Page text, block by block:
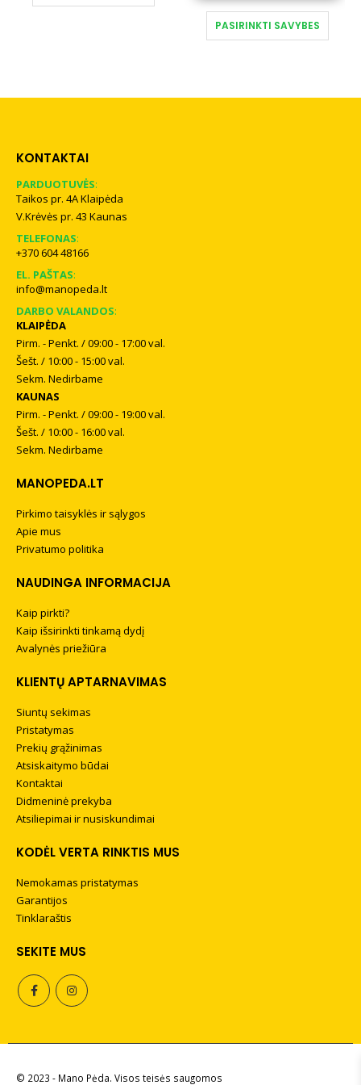
This product has multiple variants. The options may be chosen on the product page
PASIRINKTI SAVYBES
This product has multiple variants. The options may be chosen on the product page
KONTAKTAI
PARDUOTUVĖS:
Taikos pr. 4A Klaipėda
V.Krėvės pr. 43 Kaunas
TELEFONAS:
+370 604 48166
EL. PAŠTAS:
info@manopeda.lt
DARBO VALANDOS:
KLAIPĖDA
Pirm. - Penkt. / 09:00 - 17:00 val.
Šešt. / 10:00 - 15:00 val.
Sekm. Nedirbame
KAUNAS
Pirm. - Penkt. / 09:00 - 19:00 val.
Šešt. / 10:00 - 16:00 val.
Sekm. Nedirbame
MANOPEDA.LT
Pirkimo taisyklės ir sąlygos
Apie mus
Privatumo politika
NAUDINGA INFORMACIJA
Kaip pirkti?
Kaip išsirinkti tinkamą dydį
Avalynės priežiūra
KLIENTŲ APTARNAVIMAS
Siuntų sekimas
Pristatymas
Prekių grąžinimas
Atsiskaitymo būdai
Kontaktai
Didmeninė prekyba
Atsiliepimai ir nusiskundimai
KODĖL VERTA RINKTIS MUS
Nemokamas pristatymas
Garantijos
Tinklaraštis
SEKITE MUS
© 2023 - Mano Pėda. Visos teisės saugomos